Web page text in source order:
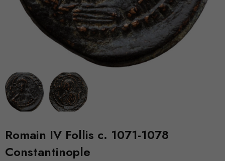
Romain IV Follis c. 1071-1078
Constantinople